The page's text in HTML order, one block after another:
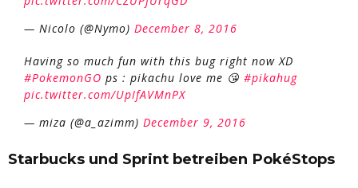
— Nicolo (@Nymo) December 8, 2016
Having so much fun with this bug right now XD
#PokemonGO ps : pikachu love me 😘 #pikahug
pic.twitter.com/UpIfAVMnPX
— miza (@a_azimm) December 9, 2016
Starbucks und Sprint betreiben PokéStops